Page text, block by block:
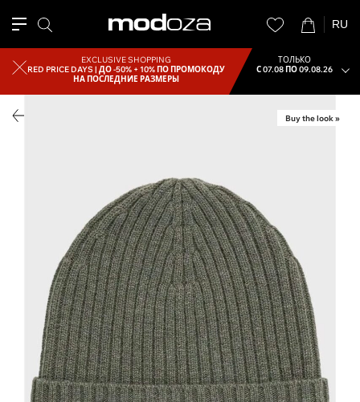
RU
EXCLUSIVE SHOPPING
RED PRICE DAYS |ДО -50% + 10% ПО ПРОМОКОДУ
НА ПОСЛЕДНИЕ РАЗМЕРЫ
ТОЛЬКО
С 07.08 ПО 09.08.26
Buy the look »